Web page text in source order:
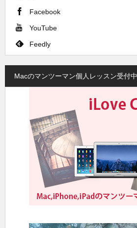
Facebook
YouTube
Feedly
Macのマンツーマン個人レッスン受付中